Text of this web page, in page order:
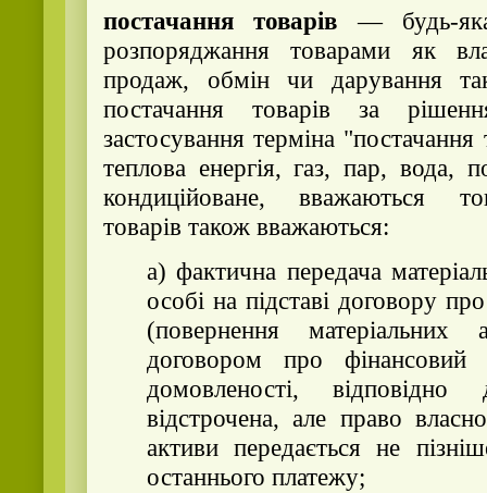
постачання товарів — будь-
розпоряджання товарами як
продаж, обмін чи дарування
постачання товарів за
застосування терміна "постачання
теплова енергія, газ, пар, вода,
кондиційоване, вважаються
товарів також вважаються:
а) фактична передача
особі на підставі договору
(повернення матеріальних
договором про фінансовий
домовленості,
відстрочена, але право
активи передається не
останнього платежу;